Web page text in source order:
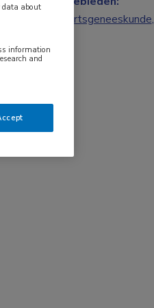
Huisartsgeneeskunde,
data about
information
and